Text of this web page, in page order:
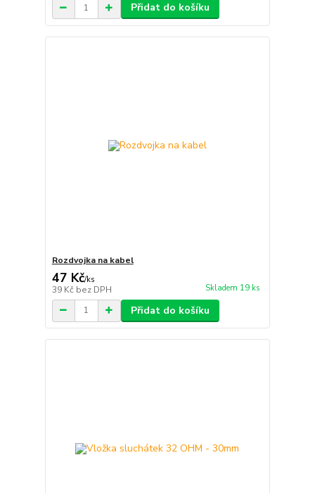
Přidat do košíku
Rozdvojka na kabel
47 Kč/ks
39 Kč bez DPH Skladem 19 ks
Přidat do košíku